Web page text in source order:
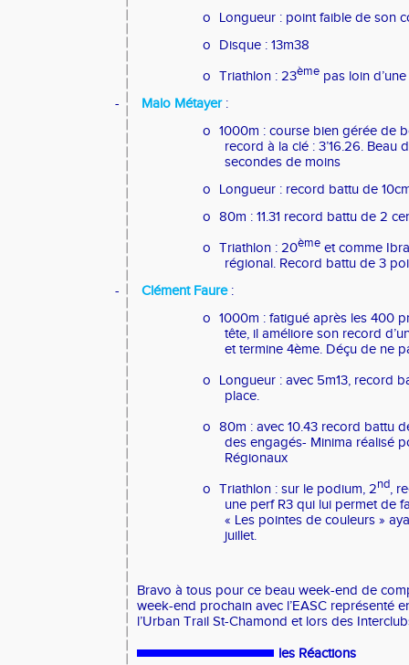
o
Longueur : point faible de son
o
Disque : 13m38
o Triathlon : 23ème pas loin
-
Malo Métayer :
o 1000m : course bien gérée de
record à la clé : 3’16.26. Beau
secondes de moins
o
Longueur : record battu de
o 80m : 11.31 record battu de 2
o Triathlon : 20ème et comme
régional. Record battu de 3
-
Clément Faure :
o 1000m : fatigué après les 400
tête, il améliore son record
et termine 4ème. Déçu de ne
o
Longueur : avec 5m13, record
place.
o 80m : avec 10.43 record battu
des engagés- Minima réalisé
Régionaux
o Triathlon : sur le podium, 2nd,
une perf R3 qui lui permet de
« Les pointes de couleurs »
juillet.
Bravo à tous pour ce beau week-end de
week-end prochain avec l’EASC représenté
l’Urban Trail St-Chamond et lors des
les Réactions